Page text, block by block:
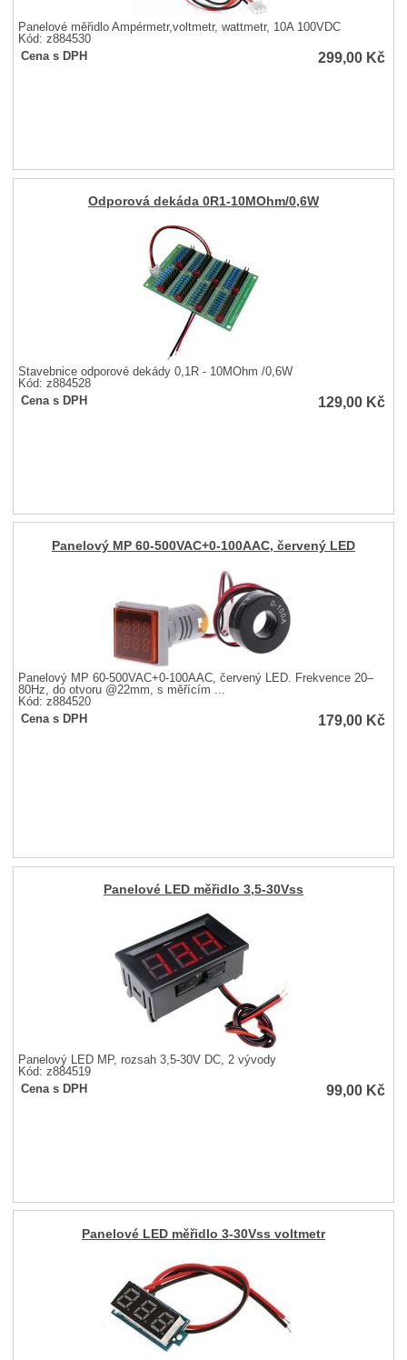
Panelové měřidlo Ampérmetr,voltmetr, wattmetr, 10A 100VDC
Kód: z884530
Cena s DPH
299,00 Kč
Odporová dekáda 0R1-10MOhm/0,6W
Stavebnice odporové dekády 0,1R - 10MOhm /0,6W
Kód: z884528
Cena s DPH
129,00 Kč
Panelový MP 60-500VAC+0-100AAC, červený LED
Panelový MP 60-500VAC+0-100AAC, červený LED. Frekvence 20–
80Hz, do otvoru @22mm, s měřícím ...
Kód: z884520
Cena s DPH
179,00 Kč
Panelové LED měřidlo 3,5-30Vss
Panelový LED MP, rozsah 3,5-30V DC, 2 vývody
Kód: z884519
Cena s DPH
99,00 Kč
Panelové LED měřidlo 3-30Vss voltmetr